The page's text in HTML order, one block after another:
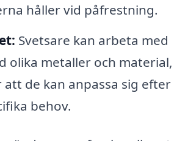
håller vid påfrestning.
Svetsare kan arbeta med
olika metaller och material,
de kan anpassa sig efter
behov.